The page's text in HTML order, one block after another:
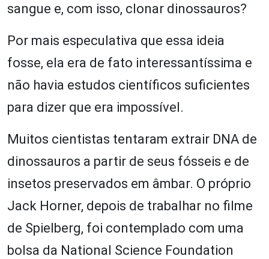
sangue e, com isso, clonar dinossauros?
Por mais especulativa que essa ideia
fosse, ela era de fato interessantíssima e
não havia estudos científicos suficientes
para dizer que era impossível.
Muitos cientistas tentaram extrair DNA de
dinossauros a partir de seus fósseis e de
insetos preservados em âmbar. O próprio
Jack Horner, depois de trabalhar no filme
de Spielberg, foi contemplado com uma
bolsa da National Science Foundation